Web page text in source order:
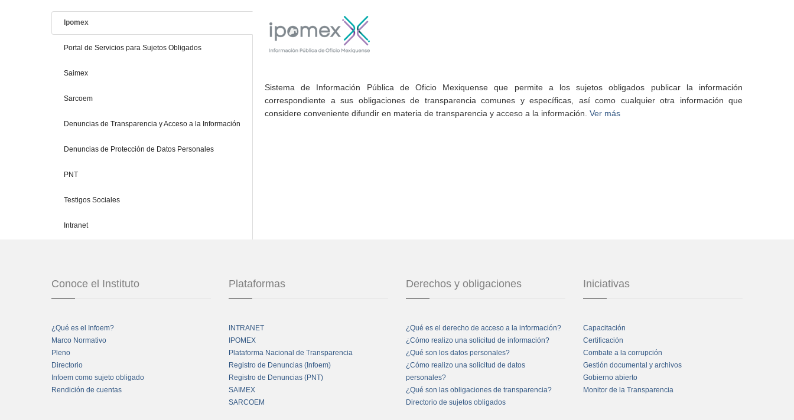
Ipomex
Portal de Servicios para Sujetos Obligados
Saimex
Sarcoem
Denuncias de Transparencia y Acceso a la Información
Denuncias de Protección de Datos Personales
PNT
Testigos Sociales
Intranet
Sistema de Información Pública de Oficio Mexiquense que permite a los sujetos obligados publicar la información
correspondiente a sus obligaciones de transparencia comunes y específicas, así como cualquier otra información que
considere conveniente difundir en materia de transparencia y acceso a la información. Ver más
Conoce el Instituto
¿Qué es el Infoem?
Marco Normativo
Pleno
Directorio
Infoem como sujeto obligado
Rendición de cuentas
Plataformas
INTRANET
IPOMEX
Plataforma Nacional de Transparencia
Registro de Denuncias (Infoem)
Registro de Denuncias (PNT)
SAIMEX
SARCOEM
Derechos y obligaciones
¿Qué es el derecho de acceso a la información?
¿Cómo realizo una solicitud de información?
¿Qué son los datos personales?
¿Cómo realizo una solicitud de datos
personales?
¿Qué son las obligaciones de transparencia?
Directorio de sujetos obligados
Iniciativas
Capacitación
Certificación
Combate a la corrupción
Gestión documental y archivos
Gobierno abierto
Monitor de la Transparencia